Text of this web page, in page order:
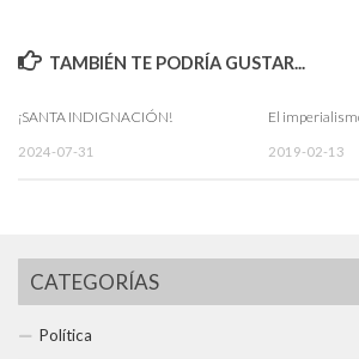
TAMBIÉN TE PODRÍA GUSTAR...
¡SANTA INDIGNACIÓN!
2024-07-31
El
2019-02-13
CATEGORÍAS
Política